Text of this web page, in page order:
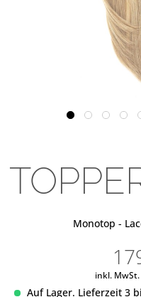
Monotop -
inkl. MwSt.
Auf Lager. Lieferzeit 3